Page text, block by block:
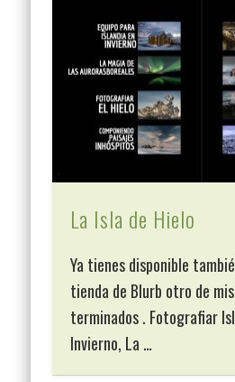
La Isla de Hielo
Ya tienes disponible
tienda de Blurb otro de
terminados . Fotografiar
Invierno, La …